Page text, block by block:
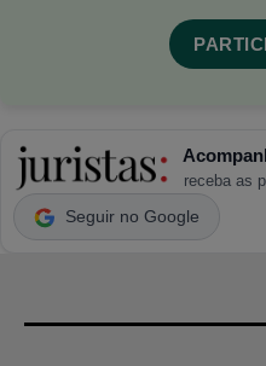
receba as
Seguir no Google